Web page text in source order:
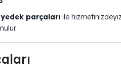
parçaları ile